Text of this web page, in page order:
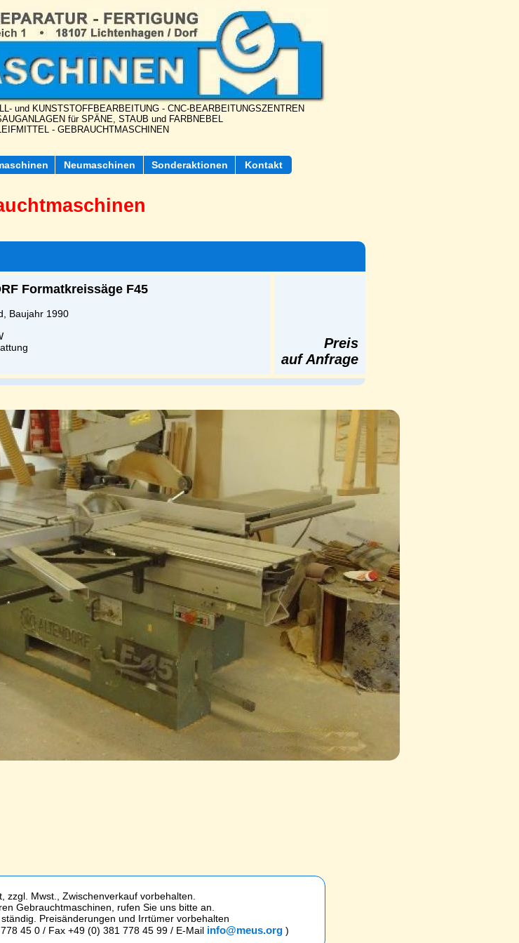
und KUNSTSTOFFBEARBEITUNG - CNC-BEARBEITUNGSZENTREN
für SPÄNE, STAUB und FARBNEBEL
- GEBRAUCHTMASCHINEN
Neumaschinen Sonderaktionen Kontakt
Formatkreissäge F45
Baujahr 1990
Preis
auf Anfrage
zzgl. Mwst., Zwischenverkauf vorbehalten.
Gebrauchtmaschinen, rufen Sie uns bitte an.
Preisänderungen und Irrtümer vorbehalten
45 0 / Fax +49 (0) 381 778 45 99 / E-Mail info@meus.org)